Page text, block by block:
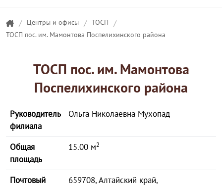
/ Центры и офисы / ТОСП /
ТОСП пос. им. Мамонтова Поспелихинского района
ТОСП пос. им. Мамонтова
Поспелихинского района
Руководитель
филиала
Ольга Николаевна Мухопад
Общая
площадь
15.00 м2
Почтовый
659708, Алтайский край,